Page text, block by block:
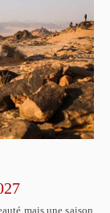
mais une saison